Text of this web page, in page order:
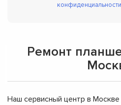
конфиденциальности
Ремонт
Наш сервисный центр в Москве